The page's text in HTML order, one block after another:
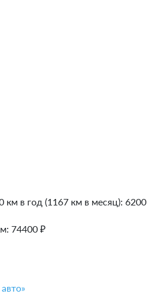
км в год (1167 км в месяц): 6200
74400 ₽